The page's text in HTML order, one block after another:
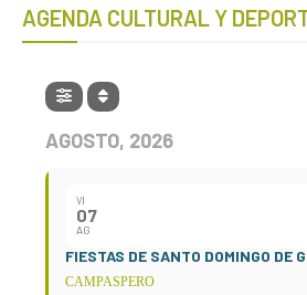
AGENDA CULTURAL Y
AGOSTO, 2026
VI
07
AG
FIESTAS DE SANTO DOMINGO DE
CAMPASPERO